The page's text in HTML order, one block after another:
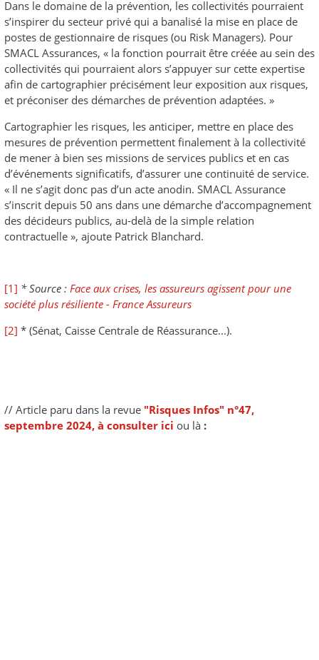
Dans le domaine de la prévention, les collectivités pourraient
s’inspirer du secteur privé qui a banalisé la mise en place de
postes de gestionnaire de risques (ou Risk Managers). Pour
SMACL Assurances, « la fonction pourrait être créée au sein des
collectivités qui pourraient alors s’appuyer sur cette expertise
afin de cartographier précisément leur exposition aux risques,
et préconiser des démarches de prévention adaptées. »
Cartographier les risques, les anticiper, mettre en place des
mesures de prévention permettent finalement à la collectivité
de mener à bien ses missions de services publics et en cas
d’événements significatifs, d’assurer une continuité de service.
« Il ne s’agit donc pas d’un acte anodin. SMACL Assurance
s’inscrit depuis 50 ans dans une démarche d’accompagnement
des décideurs publics, au-delà de la simple relation
contractuelle », ajoute Patrick Blanchard.
[1] * Source : Face aux crises, les assureurs agissent pour une
société plus résiliente - France Assureurs
[2] * (Sénat, Caisse Centrale de Réassurance...).
// Article paru dans la revue "Risques Infos" n°47,
septembre 2024, à consulter ici ou là :